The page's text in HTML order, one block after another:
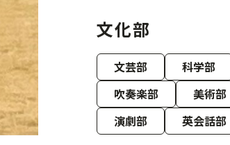
文化部
文芸部 科学部
吹奏楽部
美術部
演劇部
英会話部